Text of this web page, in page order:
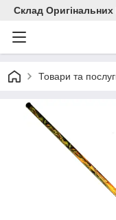
Склад
Товари та